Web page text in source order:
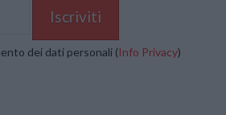
dei dati personali (Info Privacy)